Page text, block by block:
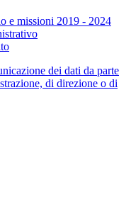
e missioni 2019 - 2024
dei dati da parte
di direzione o di